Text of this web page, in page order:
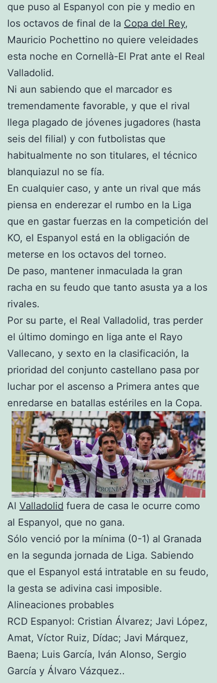
que puso al Espanyol con pie y medio en
los octavos de final de la Copa del Rey,
Mauricio Pochettino no quiere veleidades
esta noche en Cornellà-El Prat ante el Real
Valladolid.
Ni aun sabiendo que el marcador es
tremendamente favorable, y que el rival
llega plagado de jóvenes jugadores (hasta
seis del filial) y con futbolistas que
habitualmente no son titulares, el técnico
blanquiazul no se fía.
En cualquier caso, y ante un rival que más
piensa en enderezar el rumbo en la Liga
que en gastar fuerzas en la competición del
KO, el Espanyol está en la obligación de
meterse en los octavos del torneo.
De paso, mantener inmaculada la gran
racha en su feudo que tanto asusta ya a los
rivales.
Por su parte, el Real Valladolid, tras perder
el último domingo en liga ante el Rayo
Vallecano, y sexto en la clasificación, la
prioridad del conjunto castellano pasa por
luchar por el ascenso a Primera antes que
enredarse en batallas estériles en la Copa.
Al Valladolid fuera de casa le ocurre como
al Espanyol, que no gana.
Sólo venció por la mínima (0-1) al Granada
en la segunda jornada de Liga. Sabiendo
que el Espanyol está intratable en su feudo,
la gesta se adivina casi imposible.
Alineaciones probables
RCD Espanyol: Cristian Álvarez; Javi López,
Amat, Víctor Ruiz, Dídac; Javi Márquez,
Baena; Luis García, Iván Alonso, Sergio
García y Álvaro Vázquez..